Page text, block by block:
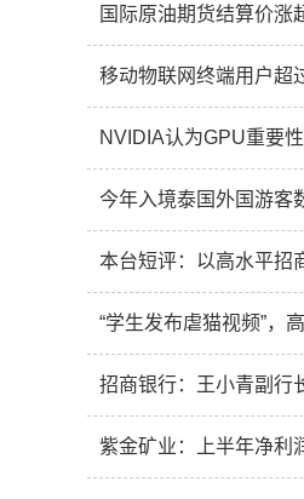
国际原油期货结算价涨
移动物联网终端用户超
NVIDIA认为GPU重要
今年入境泰国外国游客
本台短评：以高水平招
“学生发布虐猫视频”，
招商银行：王小青副行
紫金矿业：上半年净利